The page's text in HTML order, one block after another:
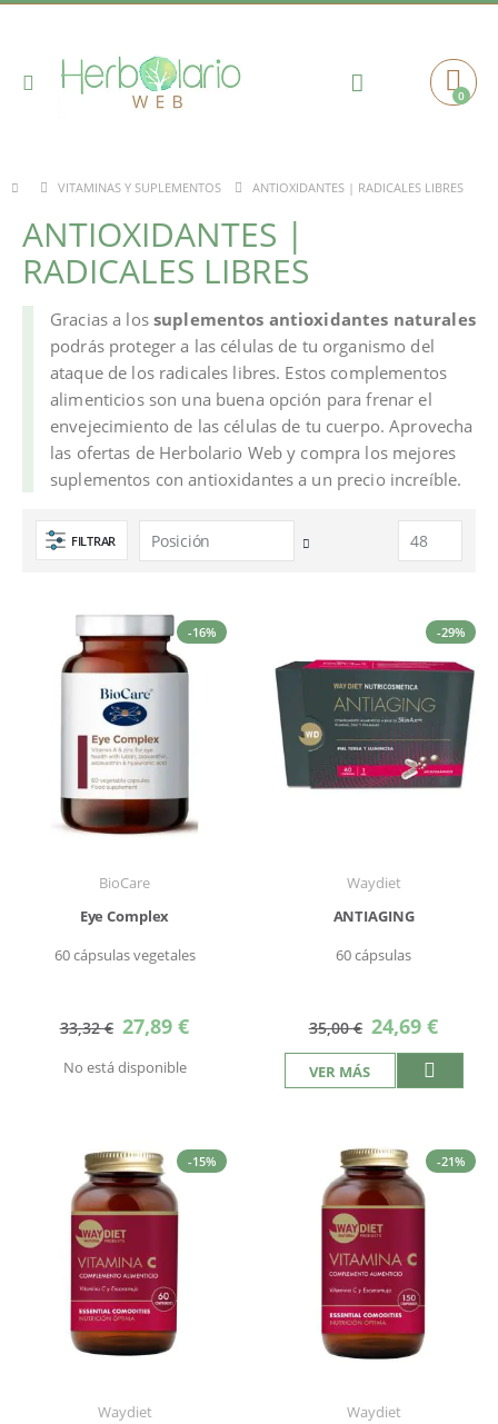
Toggle
Cart0
VITAMINAS Y SUPLEMENTOS ANTIOXIDANTES | RADICALES LIBRES
ANTIOXIDANTES |
RADICALES LIBRES
Gracias a los suplementos antioxidantes naturales
podrás proteger a las células de tu organismo del
ataque de los radicales libres. Estos complementos
alimenticios son una buena opción para frenar el
envejecimiento de las células de tu cuerpo. Aprovecha
las ofertas de Herbolario Web y compra los mejores
suplementos con antioxidantes a un precio increíble.
FILTRAR
Fijar
-16%
BioCare
Eye Complex
60 cápsulas vegetales
33,32 € Precio
especial
27,89 €
No está disponible
-29%
Waydiet
ANTIAGING
60 cápsulas
35,00 € Precio
especial
24,69 €
VER MÁS
-15%
Waydiet
-21%
Waydiet